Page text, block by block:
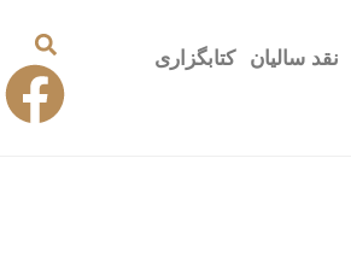
نقد سالیان کتابگزاری